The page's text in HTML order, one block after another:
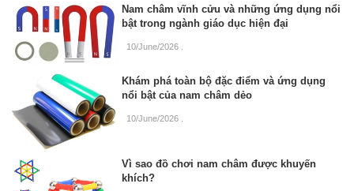
Nam châm vĩnh cửu và những ứng dụng nổi
bật trong ngành giáo dục hiện đại
10/June/2026
Khám phá toàn bộ đặc điểm và ứng dụng
nổi bật của nam châm dẻo
10/June/2026 .
Vì sao đồ chơi nam châm được khuyến
khích?